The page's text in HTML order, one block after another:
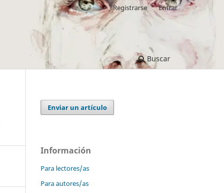
Buscar
Registrarse Entrar
Enviar un artículo
Información
Para lectores/as
Para autores/as